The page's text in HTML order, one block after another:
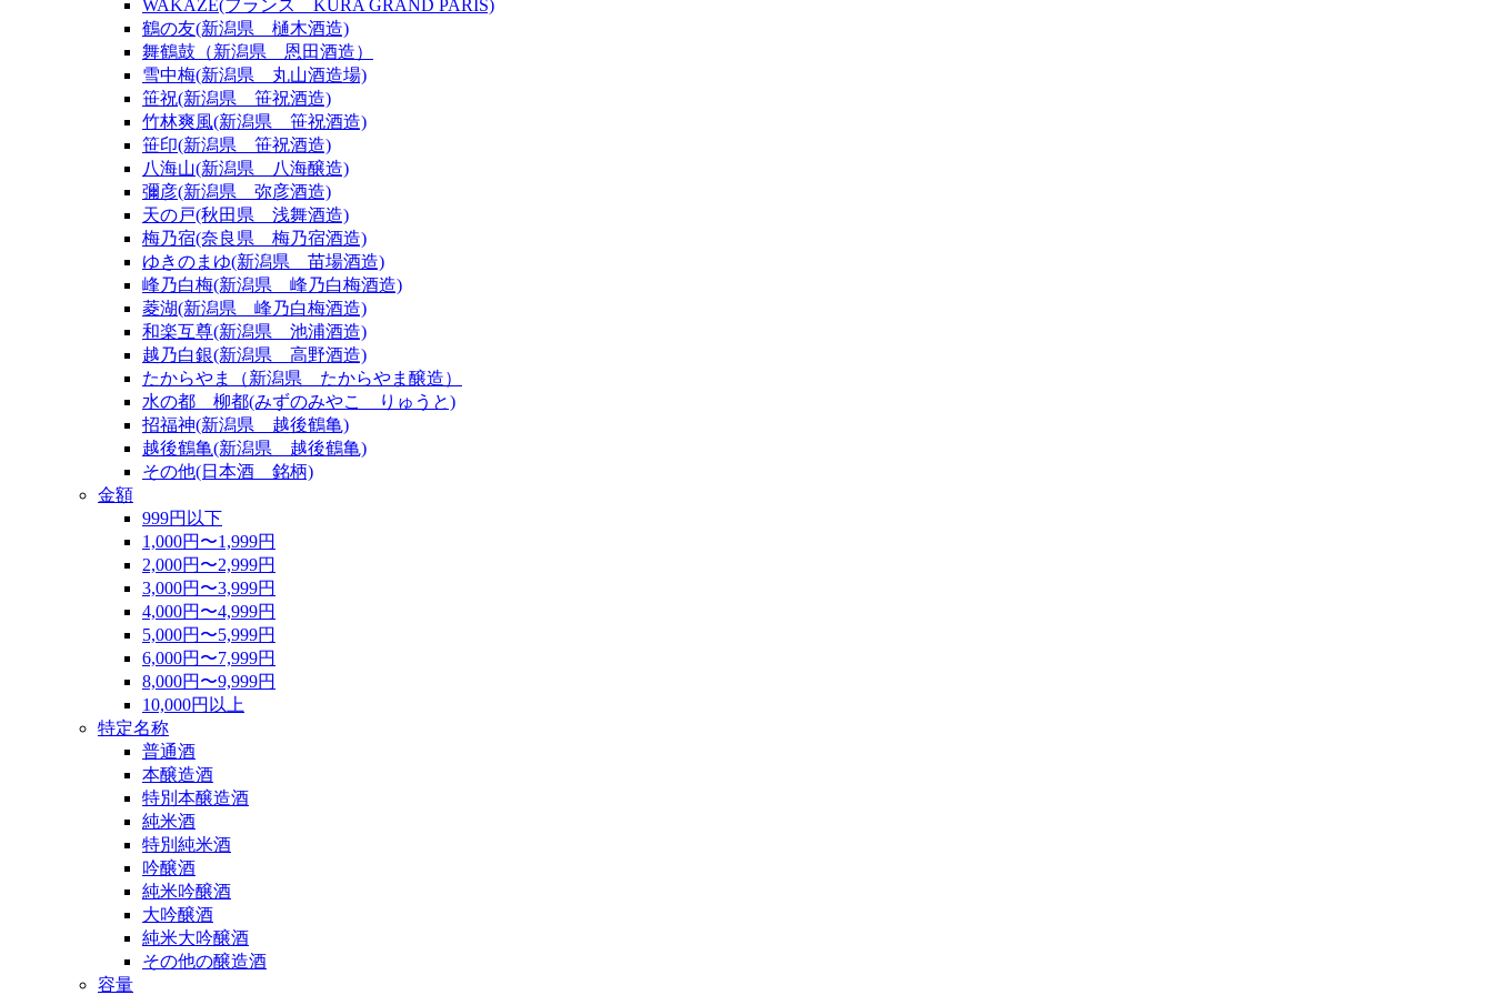
WAKAZE(フランス KURA GRAND PARIS)
鶴の友(新潟県 樋木酒造)
舞鶴鼓（新潟県 恩田酒造）
雪中梅(新潟県 丸山酒造場)
笹祝(新潟県 笹祝酒造)
竹林爽風(新潟県 笹祝酒造)
笹印(新潟県 笹祝酒造)
八海山(新潟県 八海醸造)
彌彦(新潟県 弥彦酒造)
天の戸(秋田県 浅舞酒造)
梅乃宿(奈良県 梅乃宿酒造)
ゆきのまゆ(新潟県 苗場酒造)
峰乃白梅(新潟県 峰乃白梅酒造)
菱湖(新潟県 峰乃白梅酒造)
和楽互尊(新潟県 池浦酒造)
越乃白銀(新潟県 高野酒造)
たからやま（新潟県 たからやま醸造）
水の都 柳都(みずのみやこ りゅうと)
招福神(新潟県 越後鶴亀)
越後鶴亀(新潟県 越後鶴亀)
その他(日本酒 銘柄)
金額
999円以下
1,000円〜1,999円
2,000円〜2,999円
3,000円〜3,999円
4,000円〜4,999円
5,000円〜5,999円
6,000円〜7,999円
8,000円〜9,999円
10,000円以上
特定名称
普通酒
本醸造酒
特別本醸造酒
純米酒
特別純米酒
吟醸酒
純米吟醸酒
大吟醸酒
純米大吟醸酒
その他の醸造酒
容量